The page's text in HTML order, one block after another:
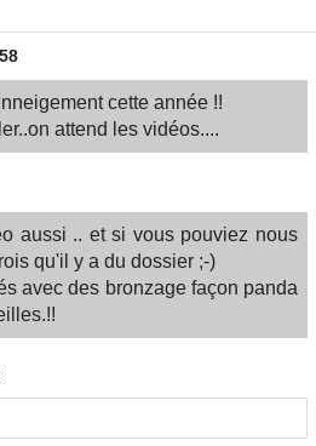
cette année !!
attend les vidéos....
aussi .. et si vous pouviez nous
qu'il y a du dossier ;-)
avec des bronzage façon panda